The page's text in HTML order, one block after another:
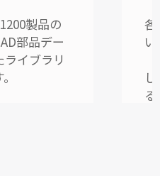
各定期刊行物に掲載し
いる品目を「品名」や
「規格」などで一括検
し、掲載状況を確認で